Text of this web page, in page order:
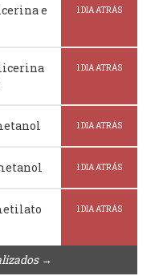
e
1 DIA ATRÁS
1 DIA ATRÁS
1 DIA ATRÁS
1 DIA ATRÁS
1 DIA ATRÁS
→